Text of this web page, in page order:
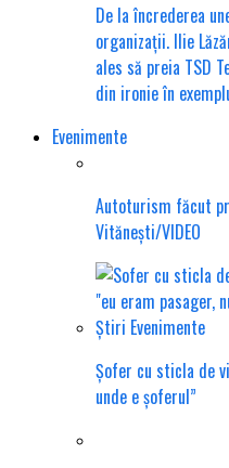
De la încrederea
organizații. Ilie
ales să preia TSD
din ironie în
Evenimente
Autoturism făcut
Vitănești/VIDEO
Șofer cu sticla de
unde e șoferul”